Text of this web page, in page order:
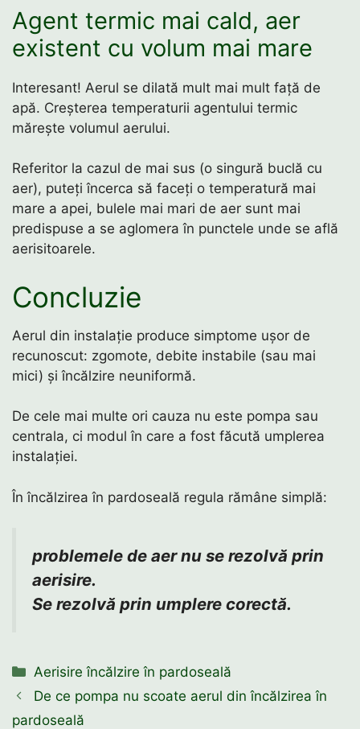
Agent termic mai cald, aer
existent cu volum mai mare
Interesant! Aerul se dilată mult mai mult față de
apă. Creșterea temperaturii agentului termic
mărește volumul aerului.
Referitor la cazul de mai sus (o singură buclă cu
aer), puteți încerca să faceți o temperatură mai
mare a apei, bulele mai mari de aer sunt mai
predispuse a se aglomera în punctele unde se află
aerisitoarele.
Concluzie
Aerul din instalație produce simptome ușor de
recunoscut: zgomote, debite instabile (sau mai
mici) și încălzire neuniformă.
De cele mai multe ori cauza nu este pompa sau
centrala, ci modul în care a fost făcută umplerea
instalației.
În încălzirea în pardoseală regula rămâne simplă:
problemele de aer nu se rezolvă prin
aerisire.
Se rezolvă prin umplere corectă.
Categorii
Aerisire încălzire în pardoseală
De ce pompa nu scoate aerul din încălzirea în
pardoseală